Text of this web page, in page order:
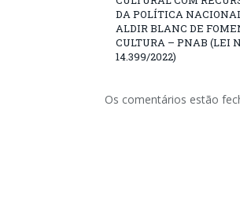
DA POLÍTICA
ALDIR BLANC DE
CULTURA – PNAB (LEI
14.399/2022)
Os comentários estão